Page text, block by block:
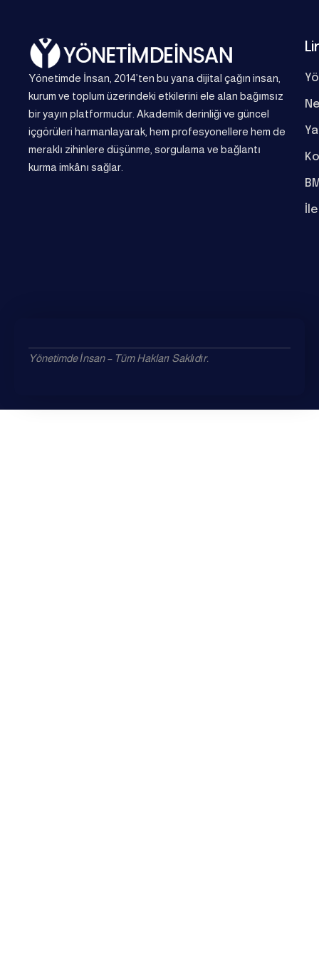
Yönetimde İnsan, 2014’ten bu yana dijital çağın insan,
kurum ve toplum üzerindeki etkilerini ele alan bağımsız
bir yayın platformudur. Akademik derinliği ve güncel
içgörüleri harmanlayarak, hem profesyonellere hem de
meraklı zihinlere düşünme, sorgulama ve bağlantı
kurma imkânı sağlar.
Yönetimde İnsan – Tüm Hakları Saklıdır.